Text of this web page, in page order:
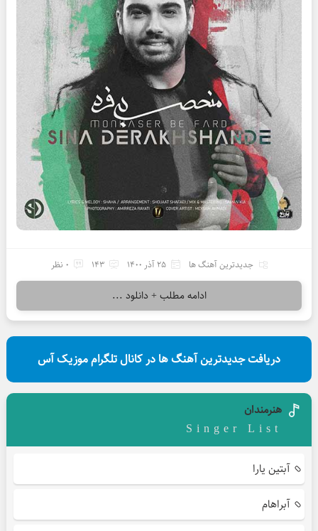
جدیدترین آهنگ ها 25 آذر 1400 143 0 نظر
ادامه مطلب + دانلود ...
دریافت جدیدترین آهنگ ها در کانال تلگرام موزیک آس
هنرمندان
Singer List
آبتین یارا
آبراهام